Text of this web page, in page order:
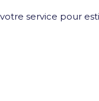
service pour